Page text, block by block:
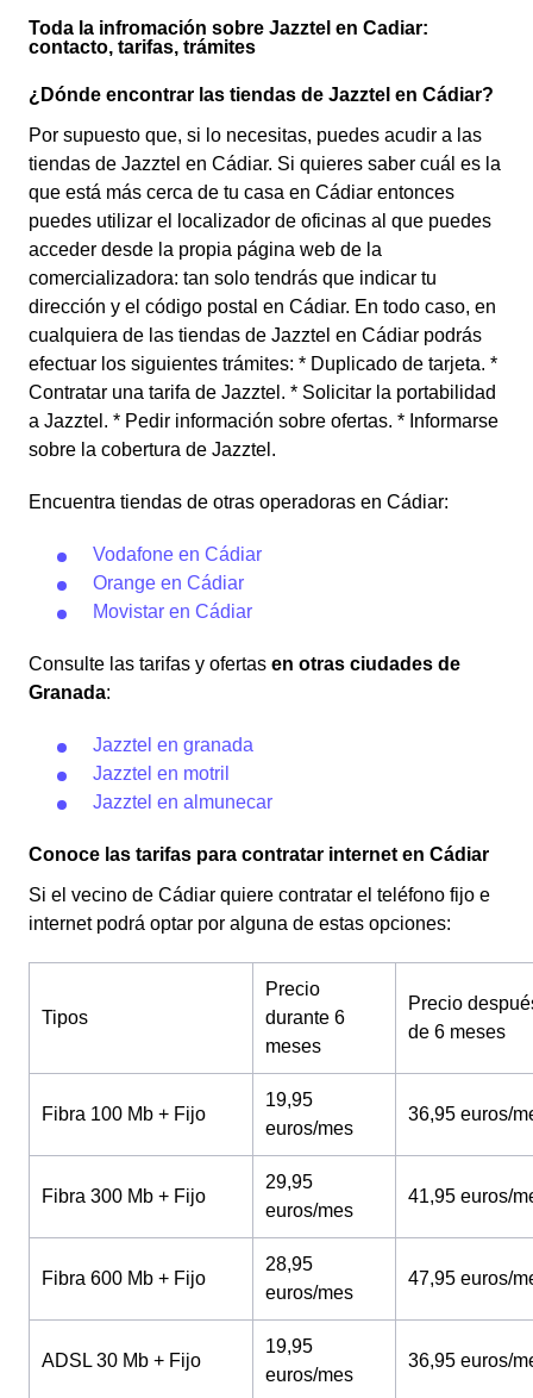
Toda la infromación sobre Jazztel en Cadiar:
contacto, tarifas, trámites
¿Dónde encontrar las tiendas de Jazztel en Cádiar?
Por supuesto que, si lo necesitas, puedes acudir a las
tiendas de Jazztel en Cádiar. Si quieres saber cuál es la
que está más cerca de tu casa en Cádiar entonces
puedes utilizar el localizador de oficinas al que puedes
acceder desde la propia página web de la
comercializadora: tan solo tendrás que indicar tu
dirección y el código postal en Cádiar. En todo caso, en
cualquiera de las tiendas de Jazztel en Cádiar podrás
efectuar los siguientes trámites: * Duplicado de tarjeta. *
Contratar una tarifa de Jazztel. * Solicitar la portabilidad
a Jazztel. * Pedir información sobre ofertas. * Informarse
sobre la cobertura de Jazztel.
Encuentra tiendas de otras operadoras en Cádiar:
Vodafone en Cádiar
Orange en Cádiar
Movistar en Cádiar
Consulte las tarifas y ofertas en otras ciudades de
Granada:
Jazztel en granada
Jazztel en motril
Jazztel en almunecar
Conoce las tarifas para contratar internet en Cádiar
Si el vecino de Cádiar quiere contratar el teléfono fijo e
internet podrá optar por alguna de estas opciones:
Tipos
Precio
durante 6
meses
Precio
de 6 meses
Fibra 100 Mb + Fijo
19,95
euros/mes
36,95 euros/
Fibra 300 Mb + Fijo
29,95
euros/mes
41,95 euros/
Fibra 600 Mb + Fijo
28,95
euros/mes
47,95 euros/
ADSL 30 Mb + Fijo
19,95
euros/mes
36,95 euros/